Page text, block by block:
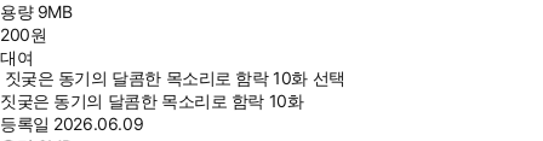
용량 9MB
200원
대여
짓궂은 동기의 달콤한 목소리로 함락 10화 선택
짓궂은 동기의 달콤한 목소리로 함락 10화
등록일 2026.06.09